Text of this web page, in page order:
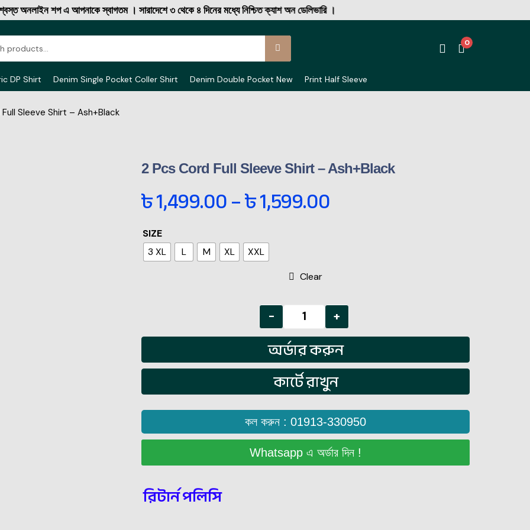
শপ এ আপনাকে স্বাগতম । সারাদেশে ৩ থেকে ৪ দিনের মধ্যে নিশ্চিত ক্যাশ অন ডেলিভারি ।
0
DP Shirt Denim Single Pocket Coller Shirt Denim Double Pocket New Print Half Sleeve
Sleeve Shirt – Ash+Black
2 Pcs Cord Full Sleeve Shirt – Ash+Black
৳1,499.00–৳1,599.00
SIZE
3 XL
L M XL
XXL
Clear
- +
অর্ডার করুন
কার্টে রাখুন
কল করুন : 01913-330950
Whatsapp এ অর্ডার দিন !
রিটার্ন পলিসি